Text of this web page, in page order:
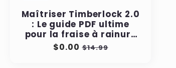
Maîtriser Timberlock 2.0
: Le guide PDF ultime
pour la fraise à rainure
en onglet à 45 degrés
Prix
$0.00 Prix
$14.99